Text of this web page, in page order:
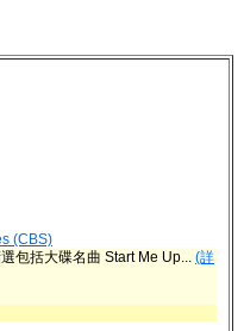
(CBS)
包括大碟名曲 Start Me Up... (詳